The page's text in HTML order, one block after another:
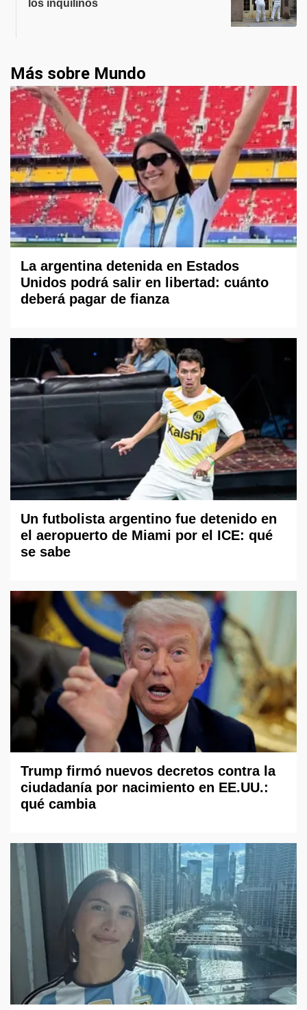
los inquilinos
Más sobre Mundo
La argentina detenida en Estados
Unidos podrá salir en libertad: cuánto
deberá pagar de fianza
Un futbolista argentino fue detenido en
el aeropuerto de Miami por el ICE: qué
se sabe
Trump firmó nuevos decretos contra la
ciudadanía por nacimiento en EE.UU.:
qué cambia